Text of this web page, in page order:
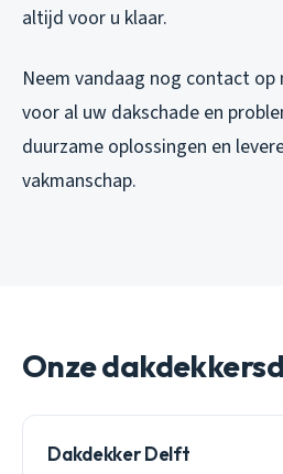
altijd voor u klaar.
Neem vandaag nog contact op
voor al uw dakschade en
duurzame oplossingen en
vakmanschap.
Onze
Dakdekker Delft